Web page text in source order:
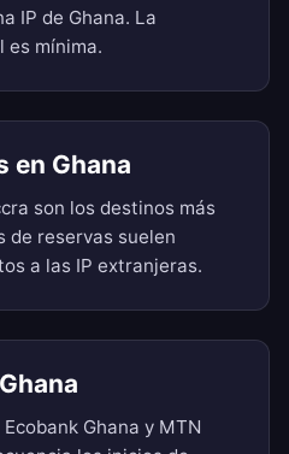
IP de Ghana. La
mínima.
en Ghana
son los destinos más
de reservas suelen
a las IP extranjeras.
Ghana y MTN